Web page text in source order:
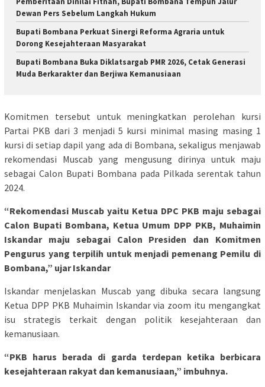
Dewan Pers Sebelum Langkah Hukum
Bupati Bombana Perkuat Sinergi Reforma Agraria untuk
Dorong Kesejahteraan Masyarakat
Bupati Bombana Buka Diklatsargab PMR 2026, Cetak Generasi
Muda Berkarakter dan Berjiwa Kemanusiaan
Komitmen tersebut untuk meningkatkan perolehan kursi
Partai PKB dari 3 menjadi 5 kursi minimal masing masing 1
kursi di setiap dapil yang ada di Bombana, sekaligus menjawab
rekomendasi Muscab yang mengusung dirinya untuk maju
sebagai Calon Bupati Bombana pada Pilkada serentak tahun
2024.
“Rekomendasi Muscab yaitu Ketua DPC PKB maju sebagai
Calon Bupati Bombana, Ketua Umum DPP PKB, Muhaimin
Iskandar maju sebagai Calon Presiden dan Komitmen
Pengurus yang terpilih untuk menjadi pemenang Pemilu di
Bombana,” ujar Iskandar
Iskandar menjelaskan Muscab yang dibuka secara langsung
Ketua DPP PKB Muhaimin Iskandar via zoom itu mengangkat
isu strategis terkait dengan politik kesejahteraan dan
kemanusiaan.
“PKB harus berada di garda terdepan ketika berbicara
kesejahteraan rakyat dan kemanusiaan,” imbuhnya.